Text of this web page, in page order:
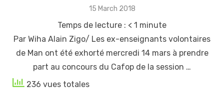
Posted
15 March 2018
Temps de lecture : < 1 minute
Par Wiha Alain Zigo/ Les ex-enseignants volontaires
de Man ont été exhorté mercredi 14 mars à prendre
part au concours du Cafop de la session …
236 vues totales